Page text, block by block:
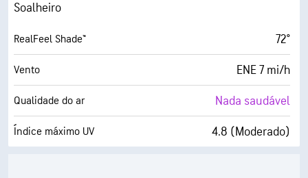
Soalheiro
RealFeel Shade™ 72°
Vento ENE 7 mi/h
Qualidade do ar Nada saudável
Índice máximo UV 4.8 (Moderado)